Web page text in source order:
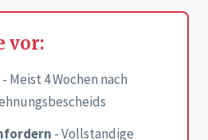
vor:
- Meist 4 Wochen nach
- Vollstandige